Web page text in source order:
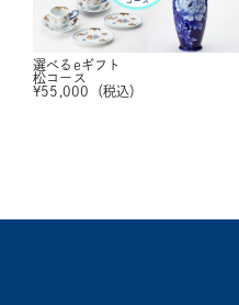
選べるeギフト
松コース
¥55,000 （税込）